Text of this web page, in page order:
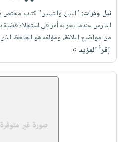
نيل وفرات: "البيان والتبيين" كتاب مختص
الدارس عندما يحز به أمر في استجلاء قضية
من مواضيع البلاغة، ومؤلفه هو الجاحظ
إقرأ المزيد »